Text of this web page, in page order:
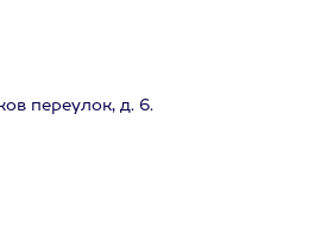
переулок, д. 6.